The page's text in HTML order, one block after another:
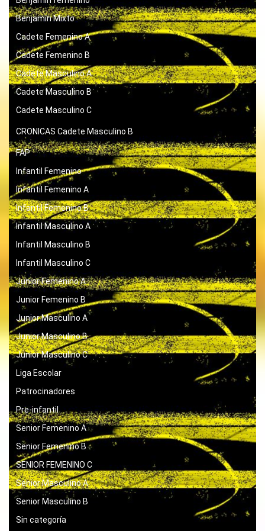
Benjamín Mixto
Cadete Femenino A
Cadete Femenino B
Cadete Masculino A
Cadete Masculino B
Cadete Masculino C
CRONICAS Cadete Masculino B
FAP
Infantil Femenino
Infantil Femenino A
Infantil Femenino B
Infantil Masculino A
Infantil Masculino B
Infantil Masculino C
Junior Femenino A
Junior Femenino B
Junior Masculino A
Junior Masculino B
Junior Masculino C
Liga Escolar
Patrocinadores
Pre-infantil
Senior Femenino A
Senior Femenino B
SENIOR FEMENINO C
Senior Masculino A
Senior Masculino B
Sin categoría